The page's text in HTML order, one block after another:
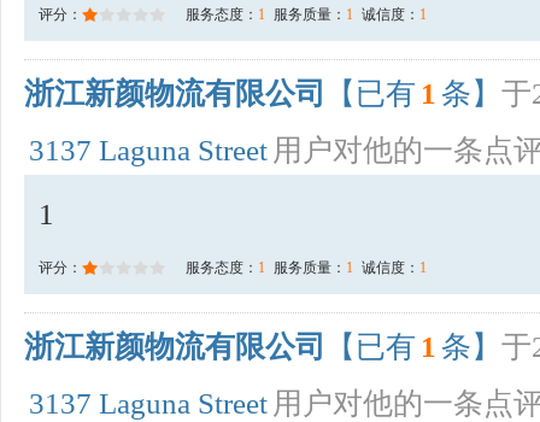
评分： 服务态度： 1 服务质量： 1 诚信度： 1
浙江新颜物流有限公司 【已有 1 条】 于
3137 Laguna Street 用户对他的一条点
1
评分： 服务态度： 1 服务质量： 1 诚信度： 1
浙江新颜物流有限公司 【已有 1 条】 于
3137 Laguna Street 用户对他的一条点